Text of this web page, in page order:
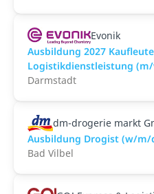
Evonik
Ausbildung 2027
Logistikdienstleistung
Darmstadt
dm-drogerie markt
Ausbildung Drogist (w/m/
Bad Vilbel